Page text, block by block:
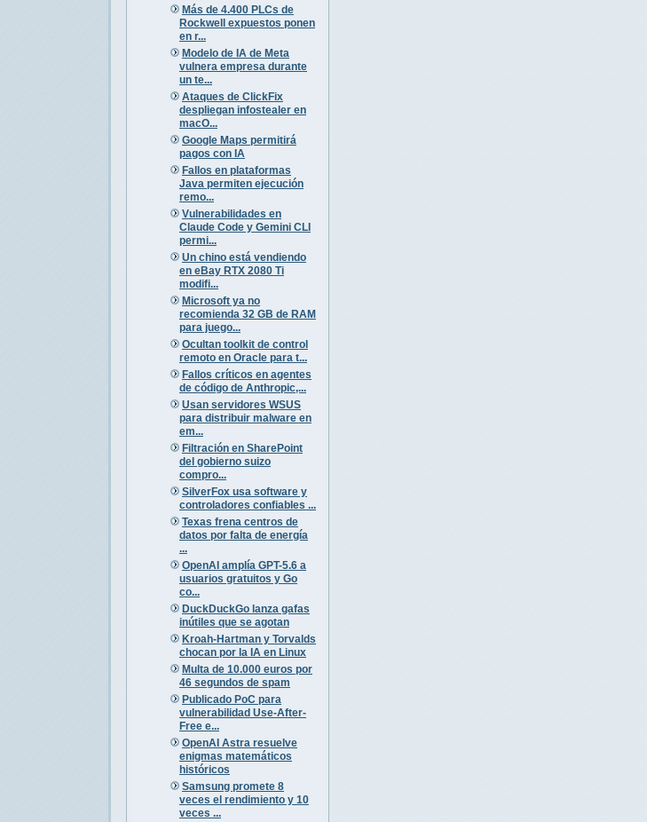
Más de 4.400 PLCs de
Rockwell expuestos ponen
en r...
Modelo de IA de Meta
vulnera empresa durante
un te...
Ataques de ClickFix
despliegan infostealer en
macO...
Google Maps permitirá
pagos con IA
Fallos en plataformas
Java permiten ejecución
remo...
Vulnerabilidades en
Claude Code y Gemini CLI
permi...
Un chino está vendiendo
en eBay RTX 2080 Ti
modifi...
Microsoft ya no
recomienda 32 GB de RAM
para juego...
Ocultan toolkit de control
remoto en Oracle para t...
Fallos críticos en agentes
de código de Anthropic,...
Usan servidores WSUS
para distribuir malware en
em...
Filtración en SharePoint
del gobierno suizo
compro...
SilverFox usa software y
controladores confiables ...
Texas frena centros de
datos por falta de energía
...
OpenAI amplía GPT-5.6 a
usuarios gratuitos y Go
co...
DuckDuckGo lanza gafas
inútiles que se agotan
Kroah-Hartman y Torvalds
chocan por la IA en Linux
Multa de 10.000 euros por
46 segundos de spam
Publicado PoC para
vulnerabilidad Use-After-
Free e...
OpenAI Astra resuelve
enigmas matemáticos
históricos
Samsung promete 8
veces el rendimiento y 10
veces ...